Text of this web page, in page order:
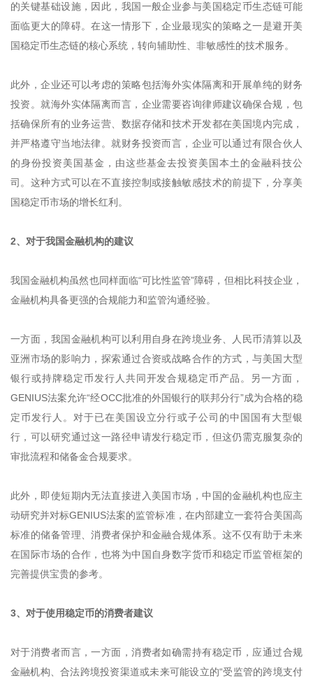
的关键基础设施，因此，我国一般企业参与美国稳定币生态链可能
面临更大的障碍。在这一情形下，企业最现实的策略之一是避开美
国稳定币生态链的核心系统，转向辅助性、非敏感性的技术服务。
此外，企业还可以考虑的策略包括海外实体隔离和开展单纯的财务
投资。就海外实体隔离而言，企业需要咨询律师建议确保合规，包
括确保所有的业务运营、数据存储和技术开发都在美国境内完成，
并严格遵守当地法律。就财务投资而言，企业可以通过有限合伙人
的身份投资美国基金，由这些基金去投资美国本土的金融科技公
司。这种方式可以在不直接控制或接触敏感技术的前提下，分享美
国稳定币市场的增长红利。
2、对于我国金融机构的建议
我国金融机构虽然也同样面临“可比性监管”障碍，但相比科技企业，
金融机构具备更强的合规能力和监管沟通经验。
一方面，我国金融机构可以利用自身在跨境业务、人民币清算以及
亚洲市场的影响力，探索通过合资或战略合作的方式，与美国大型
银行或持牌稳定币发行人共同开发合规稳定币产品。另一方面，
GENIUS法案允许“经OCC批准的外国银行的联邦分行”成为合格的稳
定币发行人。对于已在美国设立分行或子公司的中国国有大型银
行，可以研究通过这一路径申请发行稳定币，但这仍需克服复杂的
审批流程和储备金合规要求。
此外，即使短期内无法直接进入美国市场，中国的金融机构也应主
动研究并对标GENIUS法案的监管标准，在内部建立一套符合美国高
标准的储备管理、消费者保护和金融合规体系。这不仅有助于未来
在国际市场的合作，也将为中国自身数字货币和稳定币监管框架的
完善提供宝贵的参考。
3、对于使用稳定币的消费者建议
对于消费者而言，一方面，消费者如确需持有稳定币，应通过合规
金融机构、合法跨境投资渠道或未来可能设立的“受监管的跨境支付